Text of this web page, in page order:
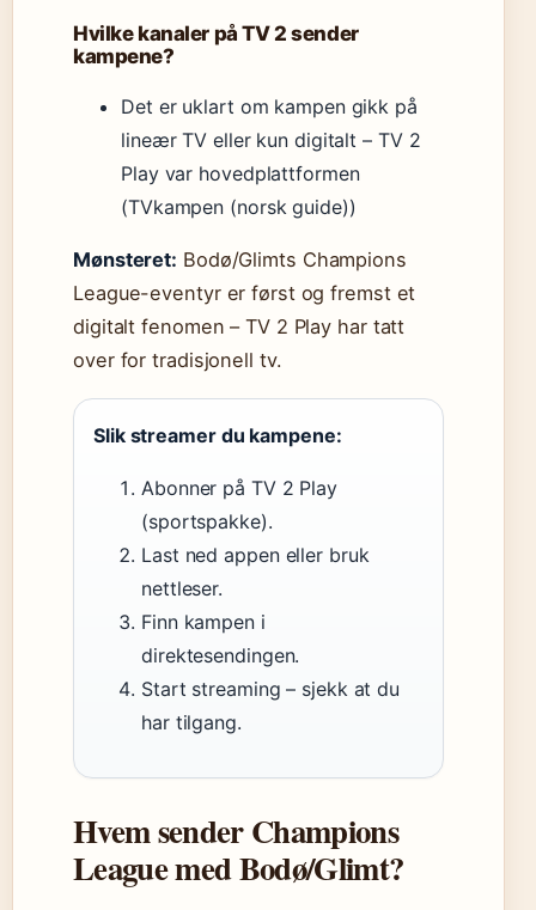
Hvilke kanaler på TV 2 sender
kampene?
Det er uklart om kampen gikk på
lineær TV eller kun digitalt – TV 2
Play var hovedplattformen
(TVkampen (norsk guide))
Mønsteret: Bodø/Glimts Champions
League-eventyr er først og fremst et
digitalt fenomen – TV 2 Play har tatt
over for tradisjonell tv.
Slik streamer du kampene:
Abonner på TV 2 Play
(sportspakke).
Last ned appen eller bruk
nettleser.
Finn kampen i
direktesendingen.
Start streaming – sjekk at du
har tilgang.
Hvem sender Champions
League med Bodø/Glimt?